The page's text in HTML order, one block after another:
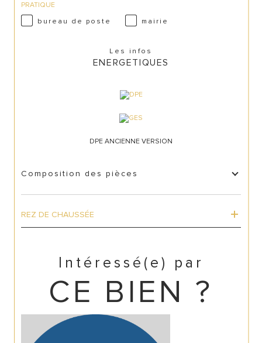
PRATIQUE
bureau de poste
mairie
Les infos
ENERGETIQUES
DPE ANCIENNE VERSION
Composition des pièces
REZ DE CHAUSSÉE
Intéressé(e) par
CE BIEN ?